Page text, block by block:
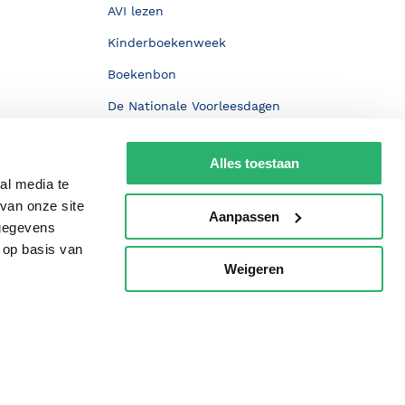
media te
onze site
basis van
Alles toestaan
Aanpassen
Weigeren
AVI lezen
Kinderboekenweek
Boekenbon
De Nationale Voorleesdagen
Wet op de Vaste Boekenprijs
Winacties